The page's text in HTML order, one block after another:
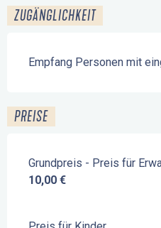
ZUGÄNGLICHKEIT
Empfang Personen mit
PREISE
Grundpreis - Preis für
10,00 €